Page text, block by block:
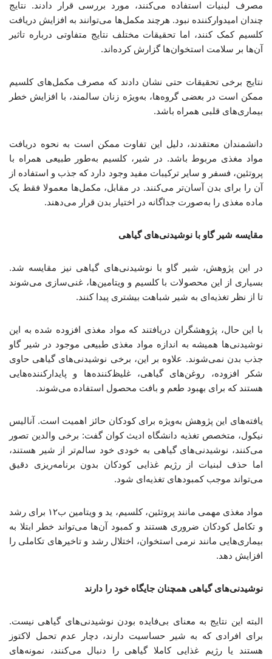
مصرف لبنیات استفاده می‌کنند، مورد بررسی قرار دادند. نتایج
چندان امیدوارکننده نبود. هرچند مکمل‌ها می‌توانند به افزایش دریافت
کلسیم کمک کنند، اما تحقیقات مختلف نتایج متفاوتی درباره تاثیر
آن‌ها بر سلامت استخوان‌ها گزارش کرده‌اند.
نتایج برخی تحقیقات حتی نشان دادند که مصرف مکمل‌های کلسیم
ممکن است در بعضی گروه‌ها، به‌ویژه زنان سالمند، با افزایش خطر
بیماری‌های قلبی همراه باشد.
دانشمندان معتقدند، دلیل این تفاوت ممکن است به نحوه دریافت
مواد مغذی مربوط باشد. در شیر، کلسیم به‌طور طبیعی همراه با
پروتئین، فسفر و سایر ترکیبات مفید وجود دارد که جذب و استفاده از
آن را برای بدن آسان‌تر می‌کنند. در مقابل، مکمل‌ها معمولا فقط یک
ماده مغذی را به‌صورت جداگانه در اختیار بدن قرار می‌دهند.
مقایسه شیر گاو با نوشیدنی‌های گیاهی
در این پژوهش، شیر گاو با نوشیدنی‌های گیاهی نیز مقایسه شد.
بسیاری از این محصولات با کلسیم و ویتامین‌ها، غنی‌سازی می‌شوند
تا از نظر تغذیه‌ای به شیر شباهت بیشتری پیدا کنند.
با این حال، پژوهشگران دریافتند که مواد مغذی افزوده‌ شده به این
نوشیدنی‌ها همیشه به اندازه مواد مغذی طبیعی موجود در شیر گاو
جذب بدن نمی‌شوند. علاوه بر این، برخی نوشیدنی‌های گیاهی حاوی
شکر افزوده، روغن‌های گیاهی، غلیظ‌کننده‌ها و پایدارکننده‌هایی
هستند که برای بهبود طعم و بافت محصول استفاده می‌شوند.
یافته‌های این پژوهش به‌ویژه برای کودکان حائز اهمیت است. آنالیس
نیکول، متخصص تغذیه دانشگاه ادیث کوان گفت: برخی والدین تصور
می‌کنند، نوشیدنی‌های گیاهی به‌ خودی خود سالم‌تر از شیر هستند،
اما حذف لبنیات از رژیم غذایی کودکان بدون برنامه‌ریزی دقیق
می‌تواند موجب کمبودهای تغذیه‌ای شود.
مواد مغذی مهمی مانند پروتئین، کلسیم، ید و ویتامین ب۱۲ برای رشد
و تکامل کودکان ضروری هستند و کمبود آن‌ها می‌تواند خطر ابتلا به
بیماری‌هایی مانند نرمی استخوان، اختلال رشد و تاخیرهای تکاملی را
افزایش دهد.
نوشیدنی‌های گیاهی همچنان جایگاه خود را دارند
البته این نتایج به معنای بی‌فایده بودن نوشیدنی‌های گیاهی نیست.
برای افرادی که به شیر حساسیت دارند، دچار عدم تحمل لاکتوز
هستند یا رژیم غذایی کاملا گیاهی را دنبال می‌کنند، نمونه‌های